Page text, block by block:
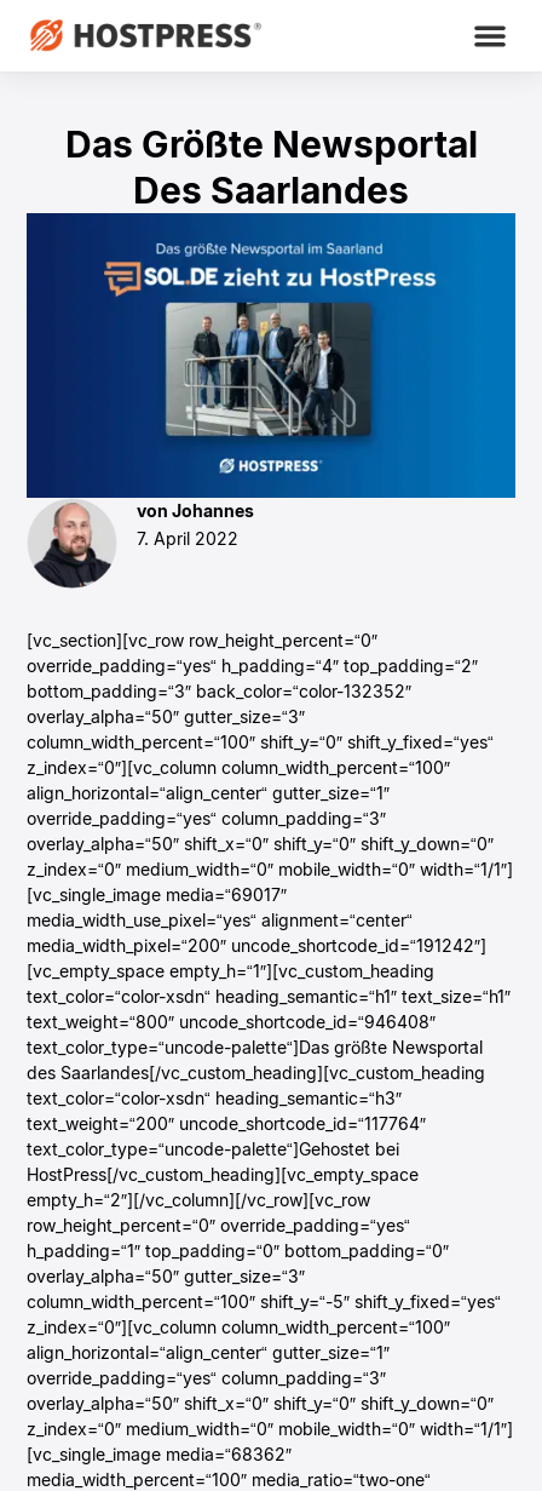
Das Größte Newsportal
Des Saarlandes
von Johannes
7. April 2022
[vc_section][vc_row row_height_percent=“0″
override_padding=“yes“ h_padding=“4″ top_padding=“2″
bottom_padding=“3″ back_color=“color-132352″
overlay_alpha=“50″ gutter_size=“3″
column_width_percent=“100″ shift_y=“0″ shift_y_fixed=“yes“
z_index=“0″][vc_column column_width_percent=“100″
align_horizontal=“align_center“ gutter_size=“1″
override_padding=“yes“ column_padding=“3″
overlay_alpha=“50″ shift_x=“0″ shift_y=“0″ shift_y_down=“0″
z_index=“0″ medium_width=“0″ mobile_width=“0″ width=“1/1″]
[vc_single_image media=“69017″
media_width_use_pixel=“yes“ alignment=“center“
media_width_pixel=“200″ uncode_shortcode_id=“191242″]
[vc_empty_space empty_h=“1″][vc_custom_heading
text_color=“color-xsdn“ heading_semantic=“h1″ text_size=“h1″
text_weight=“800″ uncode_shortcode_id=“946408″
text_color_type=“uncode-palette“]Das größte Newsportal
des Saarlandes[/vc_custom_heading][vc_custom_heading
text_color=“color-xsdn“ heading_semantic=“h3″
text_weight=“200″ uncode_shortcode_id=“117764″
text_color_type=“uncode-palette“]Gehostet bei
HostPress[/vc_custom_heading][vc_empty_space
empty_h=“2″][/vc_column][/vc_row][vc_row
row_height_percent=“0″ override_padding=“yes“
h_padding=“1″ top_padding=“0″ bottom_padding=“0″
overlay_alpha=“50″ gutter_size=“3″
column_width_percent=“100″ shift_y=“-5″ shift_y_fixed=“yes“
z_index=“0″][vc_column column_width_percent=“100″
align_horizontal=“align_center“ gutter_size=“1″
override_padding=“yes“ column_padding=“3″
overlay_alpha=“50″ shift_x=“0″ shift_y=“0″ shift_y_down=“0″
z_index=“0″ medium_width=“0″ mobile_width=“0″ width=“1/1″]
[vc_single_image media=“68362″
media_width_percent=“100″ media_ratio=“two-one“